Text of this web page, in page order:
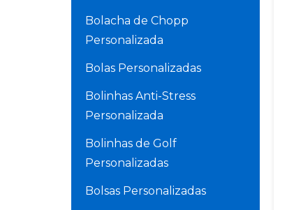
Bolacha de Chopp
Personalizada
Bolas Personalizadas
Bolinhas Anti-Stress
Personalizada
Bolinhas de Golf
Personalizadas
Bolsas Personalizadas